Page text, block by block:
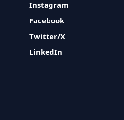
Instagram
Facebook
Twitter/X
LinkedIn